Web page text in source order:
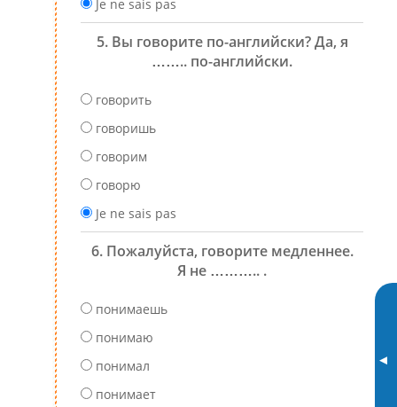
▸
Je ne sais pas
5. Вы говорите по-английски? Да, я
…….. по-английски.
говорить
говоришь
говорим
говорю
Je ne sais pas
6. Пожалуйста, говорите медленнее.
Я не ……….. .
понимаешь
понимаю
понимал
понимает